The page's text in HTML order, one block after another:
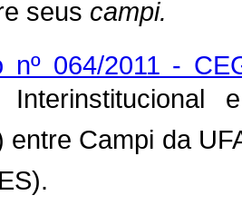
seus campi.
nº 064/2011 -
Interinstitucional
entre Campi da